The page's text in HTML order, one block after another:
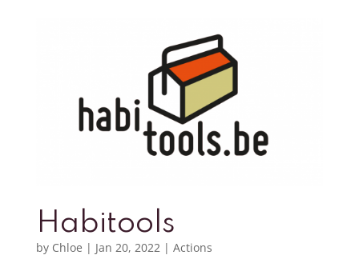
Habitools
by Chloe | Jan 20, 2022| Actions